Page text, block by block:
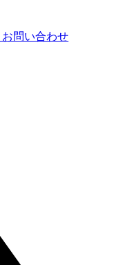
お問い合わせ